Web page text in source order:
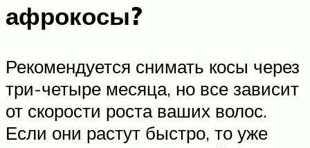
афрокосы?
Рекомендуется снимать косы через
три-четыре месяца, но все зависит
от скорости роста ваших волос.
Если они растут быстро, то уже